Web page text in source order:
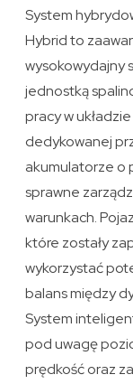
System
Hybrid to
wysokowydajny
jednostką
pracy w
dedykowanej
akumulatorze o
sprawne
warunkach.
które zostały
wykorzystać
balans między
System
pod uwagę
prędkość oraz